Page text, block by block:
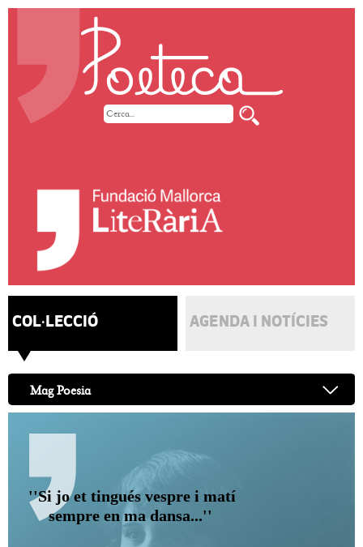
COL·LECCIÓ AGENDA I NOTÍCIES
Mag Poesia
''Si jo et tingués vespre i matí
sempre en ma dansa...''